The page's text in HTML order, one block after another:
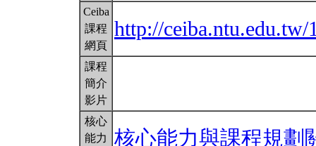
Ceiba
課程
網頁
http://
課程
簡介
影片
核心
能力
核心能力與課程規劃